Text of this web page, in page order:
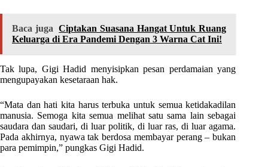
Baca juga
Ciptakan Suasana Hangat Untuk Ruang
Keluarga di Era Pandemi Dengan 3 Warna Cat Ini!
Tak lupa, Gigi Hadid menyisipkan pesan perdamaian yang
mengupayakan kesetaraan hak.
“Mata dan hati kita harus terbuka untuk semua ketidakadilan
manusia. Semoga kita semua melihat satu sama lain sebagai
saudara dan saudari, di luar politik, di luar ras, di luar agama.
Pada akhirnya, nyawa tak berdosa membayar perang – bukan
para pemimpin,” pungkas Gigi Hadid.